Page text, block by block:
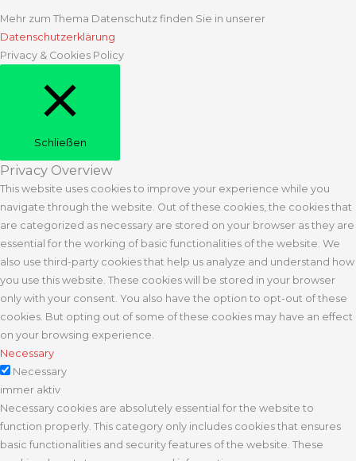
Mehr zum Thema Datenschutz finden Sie in unserer
Datenschutzerklärung
Privacy & Cookies Policy
Schließen
Privacy Overview
This website uses cookies to improve your experience while you
navigate through the website. Out of these cookies, the cookies that
are categorized as necessary are stored on your browser as they are
essential for the working of basic functionalities of the website. We
also use third-party cookies that help us analyze and understand how
you use this website. These cookies will be stored in your browser
only with your consent. You also have the option to opt-out of these
cookies. But opting out of some of these cookies may have an effect
on your browsing experience.
Necessary
Necessary
immer aktiv
Necessary cookies are absolutely essential for the website to
function properly. This category only includes cookies that ensures
basic functionalities and security features of the website. These